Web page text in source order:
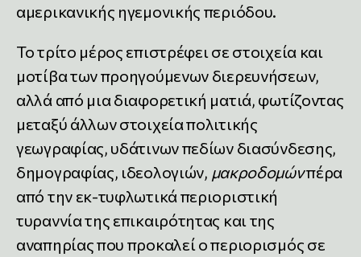
αμερικανικής ηγεμονικής περιόδου.
Το τρίτο μέρος επιστρέφει σε στοιχεία και
μοτίβα των προηγούμενων διερευνήσεων,
αλλά από μια διαφορετική ματιά, φωτίζοντας
μεταξύ άλλων στοιχεία πολιτικής
γεωγραφίας, υδάτινων πεδίων διασύνδεσης,
δημογραφίας, ιδεολογιών, μακροδομώνπέρα
από την εκ-τυφλωτικά περιοριστική
τυραννία της επικαιρότητας και της
αναπηρίας που προκαλεί ο περιορισμός σε